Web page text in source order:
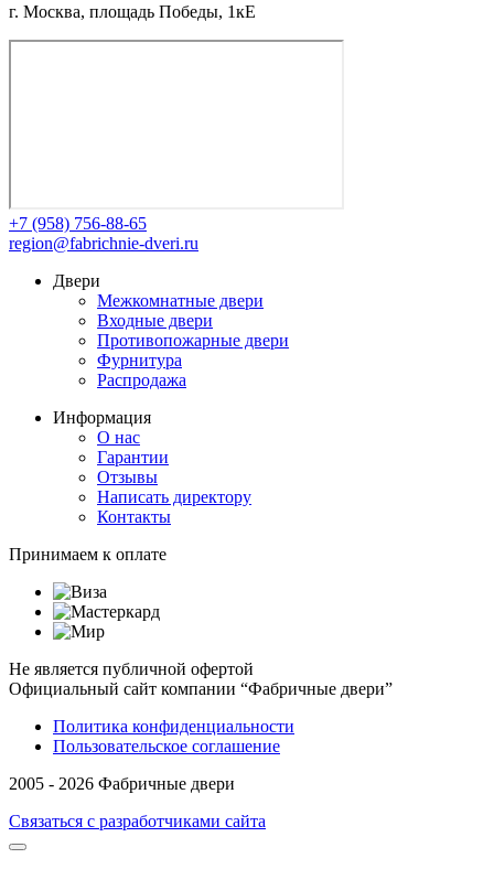
г. Москва, площадь Победы, 1кЕ
+7 (958) 756-88-65
region@fabrichnie-dveri.ru
Двери
Межкомнатные двери
Входные двери
Противопожарные двери
Фурнитура
Распродажа
Информация
О нас
Гарантии
Отзывы
Написать директору
Контакты
Принимаем к оплате
Не является публичной офертой
Официальный сайт компании “Фабричные двери”
Политика конфиденциальности
Пользовательское соглашение
2005 - 2026 Фабричные двери
Связаться с разработчиками сайта